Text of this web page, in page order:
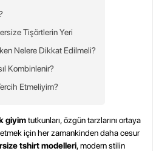
Tişörtlerin Yeri
Nelere Dikkat Edilmeli?
Kombinlenir?
Etmeliyim?
giyimtutkunları, özgün tarzlarını ortaya
için her zamankinden daha cesur
tshirt modelleri, modern stilin